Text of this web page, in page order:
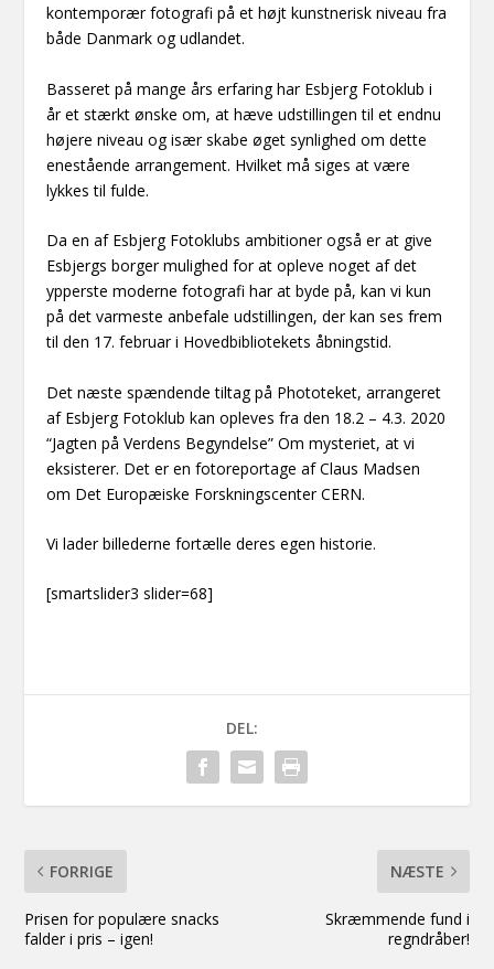
kontemporær fotografi på et højt kunstnerisk niveau fra
både Danmark og udlandet.
Basseret på mange års erfaring har Esbjerg Fotoklub i
år et stærkt ønske om, at hæve udstillingen til et endnu
højere niveau og især skabe øget synlighed om dette
enestående arrangement. Hvilket må siges at være
lykkes til fulde.
Da en af Esbjerg Fotoklubs ambitioner også er at give
Esbjergs borger mulighed for at opleve noget af det
ypperste moderne fotografi har at byde på, kan vi kun
på det varmeste anbefale udstillingen, der kan ses frem
til den 17. februar i Hovedbibliotekets åbningstid.
Det næste spændende tiltag på Phototeket, arrangeret
af Esbjerg Fotoklub kan opleves fra den 18.2 – 4.3. 2020
“Jagten på Verdens Begyndelse” Om mysteriet, at vi
eksisterer. Det er en fotoreportage af Claus Madsen
om Det Europæiske Forskningscenter CERN.
Vi lader billederne fortælle deres egen historie.
[smartslider3 slider=68]
DEL:
FORRIGE
Prisen for populære snacks
falder i pris – igen!
NÆSTE
Skræmmende fund i
regndråber!